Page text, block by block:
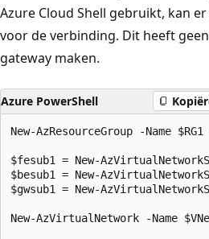
Azure Cloud Shell gebruikt, kan
voor de verbinding. Dit heeft
gateway maken.
Azure PowerShell
New-AzResourceGroup -Name
$fesub1 = New-
$besub1 = New-
$gwsub1 = New-
New-AzVirtualNetwork -Name